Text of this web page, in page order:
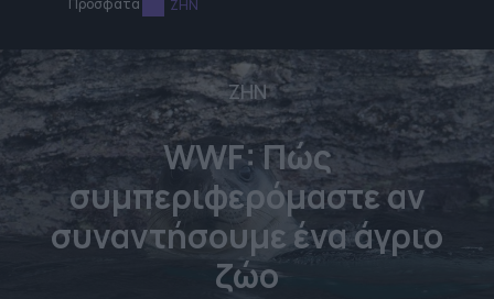
Πρόσφατα ΖΗΝ
ΖΗΝ
WWF: Πώς
συμπεριφερόμαστε αν
συναντήσουμε ένα άγριο
ζώο